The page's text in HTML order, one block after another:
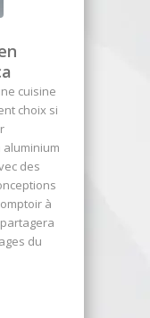
cuisine
choix si
aluminium
des
à
du